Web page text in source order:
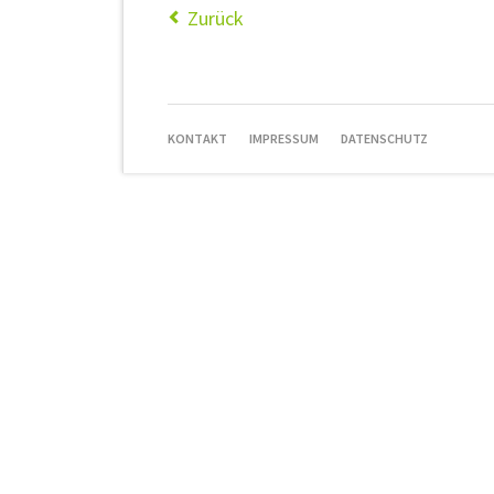
Zurück
NAVIGATION
KONTAKT IMPRESSUM DATENSCHUTZ